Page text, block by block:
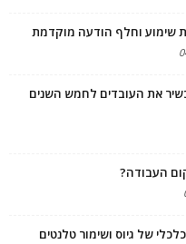
שימוע וחלף הודעה מוקדמת
את העובדים לחמש השנים
העבודה?